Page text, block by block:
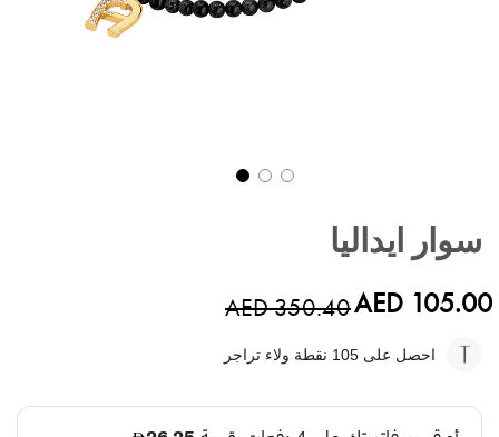
بداية
معرض
سوار ايداليا
AED 105.00
AED 350.40
احصل على 105 نقطة ولاء تراجر